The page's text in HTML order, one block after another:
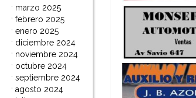
marzo 2025
febrero 2025
enero 2025
diciembre 2024
noviembre 2024
octubre 2024
septiembre 2024
agosto 2024